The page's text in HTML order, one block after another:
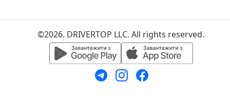
©2026. DRIVERTOP LLC. All rights reserved.